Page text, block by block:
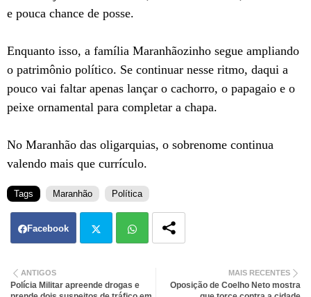
e pouca chance de posse.
Enquanto isso, a família Maranhãozinho segue ampliando
o patrimônio político. Se continuar nesse ritmo, daqui a
pouco vai faltar apenas lançar o cachorro, o papagaio e o
peixe ornamental para completar a chapa.
No Maranhão das oligarquias, o sobrenome continua
valendo mais que currículo.
Tags Maranhão Política
Facebook
ter atsa
MAIS RECENTES
Oposição de Coelho Neto mostra
ANTIGOS
Polícia Militar apreende drogas e